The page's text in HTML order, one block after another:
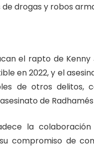
drogas y robos
el rapto de
en 2022, y el
de otros
de
la
compromiso de